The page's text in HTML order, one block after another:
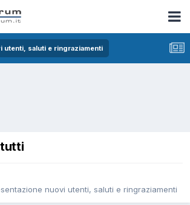
utenti, saluti e ringraziamenti
tutti
nuovi utenti, saluti e ringraziamenti